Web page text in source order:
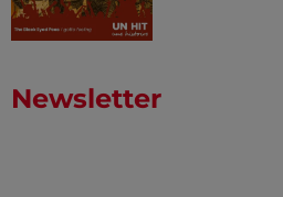
Newsletter